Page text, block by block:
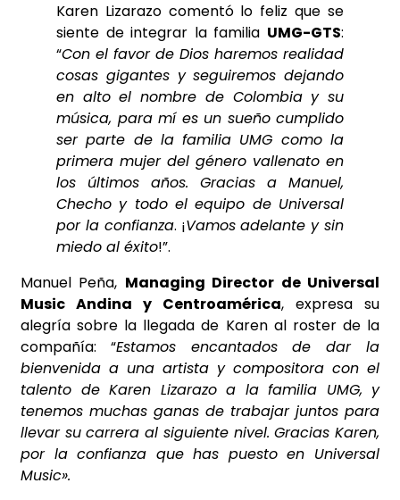
Karen Lizarazo comentó lo feliz que se
siente de integrar la familia UMG-GTS:
“Con el favor de Dios haremos realidad
cosas gigantes y seguiremos dejando
en alto el nombre de Colombia y su
música, para mí es un sueño cumplido
ser parte de la familia UMG como la
primera mujer del género vallenato en
los últimos años. Gracias a Manuel,
Checho y todo el equipo de Universal
por la confianza. ¡Vamos adelante y sin
miedo al éxito!”.
Manuel Peña, Managing Director de Universal
Music Andina y Centroamérica, expresa su
alegría sobre la llegada de Karen al roster de la
compañía: “Estamos encantados de dar la
bienvenida a una artista y compositora con el
talento de Karen Lizarazo a la familia UMG, y
tenemos muchas ganas de trabajar juntos para
llevar su carrera al siguiente nivel. Gracias Karen,
por la confianza que has puesto en Universal
Music».